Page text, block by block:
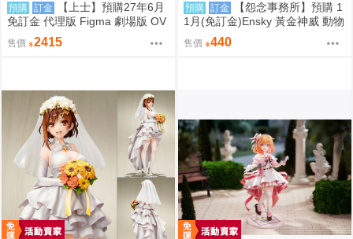
預購 訂金
【上士】預購27年6月
免訂金 代理版 Figma 劇場版 OV
ERLORD 聖王國篇 雅兒貝德
售價 2415
預購 訂金
【怨念事務所】預購 1
1月(免訂金)Ensky 黃金神威 動物
模樣坐姿娃吊飾 布偶 第1彈 6款
分售 三次再販 0816
售價 440